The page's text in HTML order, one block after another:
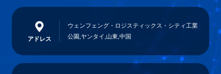
アドレス
ウェンフェング・ロジスティックス・シティ工業
公園,ヤンタイ,山東,中国